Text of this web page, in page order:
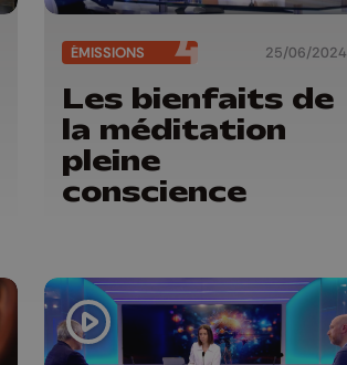
ÉMISSIONS 25/06/2024
Les bienfaits de
la méditation
pleine
conscience